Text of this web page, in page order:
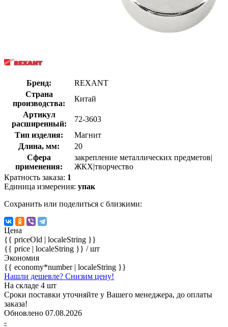
Бренд:
REXANT
Страна
производства:
Китай
Артикул
расширенный:
72-3603
Тип изделия:
Магнит
Длина, мм:
20
Сфера
применения:
закрепление металлических предметов|
ЖКХ|творчество
Кратность заказа: 1
Единица измерения: упак
Сохранить или поделиться с близкими:
Цена
{{ priceOld | localeString }}
{{ price | localeString }} / шт
Экономия
{{ economy*number | localeString }}
Нашли дешевле? Снизим цену!
На складе 4 шт
Сроки поставки уточняйте у Вашего менеджера, до оплаты
заказа!
Обновлено 07.08.2026
-